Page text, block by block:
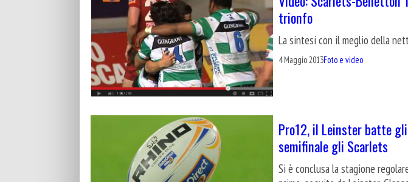
trionfo
La sintesi con il meglio della
4 Maggio 2013Foto e video
Pro12, il Leinster batte
semifinale gli Scarlets
Si è conclusa la stagione